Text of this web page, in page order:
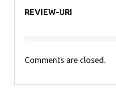
REVIEW-URI
Comments are closed.